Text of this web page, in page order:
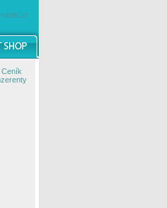
Ceník